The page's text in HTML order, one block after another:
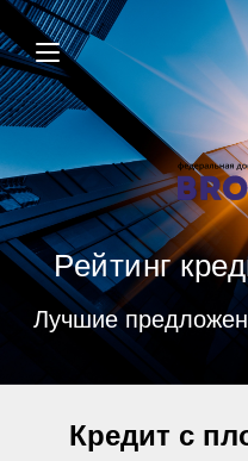
Brokery365 -
Рейтинг
Лучшие
Кредит с